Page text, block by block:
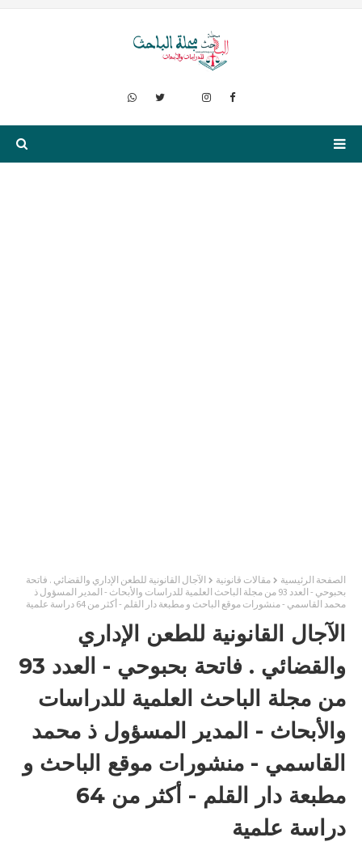
الصفحة الرئيسية مقالات قانونية
الآجال القانونية للطعن الإداري والقضائي . فاتحة
بحبوحي - العدد 93 من مجلة الباحث العلمية للدراسات والأبحاث - المدير المسؤول ذ
محمد القاسمي - منشورات موقع الباحث و مطبعة دار القلم - أكثر من 64 دراسة علمية
الآجال القانونية للطعن الإداري
والقضائي . فاتحة بحبوحي - العدد 93
من مجلة الباحث العلمية للدراسات
والأبحاث - المدير المسؤول ذ محمد
القاسمي - منشورات موقع الباحث و
مطبعة دار القلم - أكثر من 64
دراسة علمية